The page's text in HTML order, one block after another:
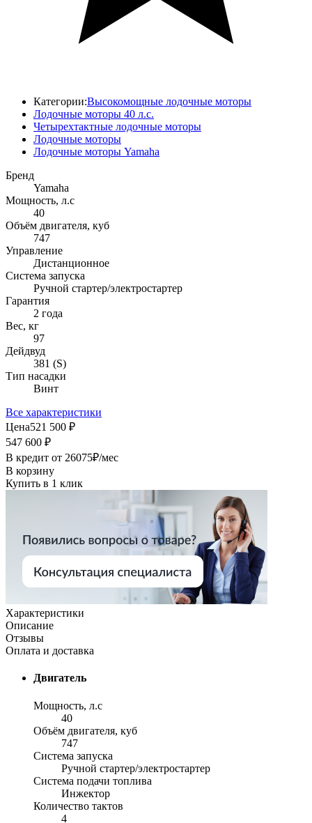
Категории:Высокомощные лодочные моторы
Лодочные моторы 40 л.с.
Четырехтактные лодочные моторы
Лодочные моторы
Лодочные моторы Yamaha
Бренд
Yamaha
Мощность, л.с
40
Объём двигателя, куб
747
Управление
Дистанционное
Система запуска
Ручной стартер/электростартер
Гарантия
2 года
Вес, кг
97
Дейдвуд
381 (S)
Тип насадки
Винт
Все характеристики
Цена521 500 ₽
547 600 ₽
В кредит от 26075₽/мес
В корзину
Купить в 1 клик
Характеристики
Описание
Отзывы
Оплата и доставка
Двигатель
Мощность, л.с
40
Объём двигателя, куб
747
Система запуска
Ручной стартер/электростартер
Система подачи топлива
Инжектор
Количество тактов
4